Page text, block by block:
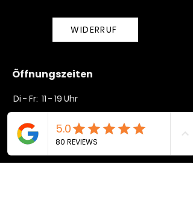
WIDERRUF
Öffnungszeiten
Di - Fr: 11 - 19 Uhr
Sa: 10 - 16 Uhr​​
So + Mo geschlossen